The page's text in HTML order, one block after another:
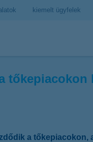
kiemelt ügyfelek
a